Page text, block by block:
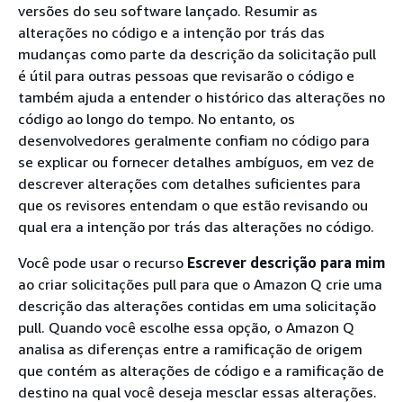
versões do seu software lançado. Resumir as
alterações no código e a intenção por trás das
mudanças como parte da descrição da solicitação pull
é útil para outras pessoas que revisarão o código e
também ajuda a entender o histórico das alterações no
código ao longo do tempo. No entanto, os
desenvolvedores geralmente confiam no código para
se explicar ou fornecer detalhes ambíguos, em vez de
descrever alterações com detalhes suficientes para
que os revisores entendam o que estão revisando ou
qual era a intenção por trás das alterações no código.
Você pode usar o recurso Escrever descrição para mim
ao criar solicitações pull para que o Amazon Q crie uma
descrição das alterações contidas em uma solicitação
pull. Quando você escolhe essa opção, o Amazon Q
analisa as diferenças entre a ramificação de origem
que contém as alterações de código e a ramificação de
destino na qual você deseja mesclar essas alterações.